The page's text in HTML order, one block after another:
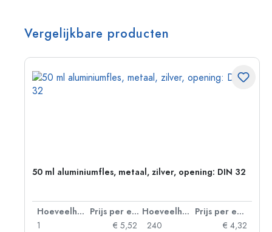
Vergelijkbare producten
50 ml aluminiumfles, metaal, zilver, opening: DIN 32
Hoeveelheid Prijs per eenheid Hoeveelheid
Prijs per eenheid
1
€ 5,52
240
€ 4,32